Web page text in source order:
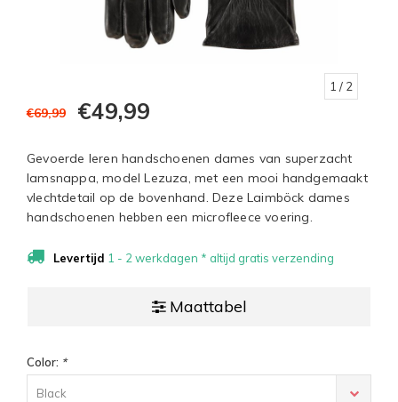
1 / 2
€69,99 €49,99
Gevoerde leren handschoenen dames van superzacht
lamsnappa, model Lezuza, met een mooi handgemaakt
vlechtdetail op de bovenhand. Deze Laimböck dames
handschoenen hebben een microfleece voering.
Levertijd 1 - 2 werkdagen * altijd gratis verzending
Maattabel
Color: *
Black